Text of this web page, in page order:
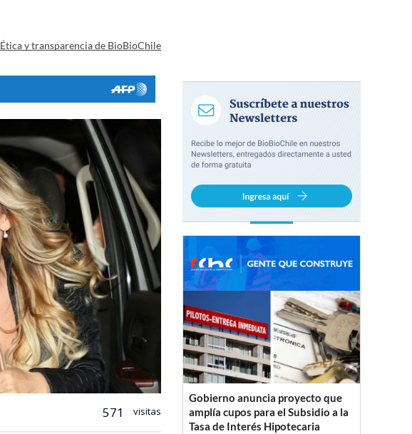
Ética y transparencia de BioBioChile
571 visitas
Gobierno anuncia proyecto que
amplía cupos para el Subsidio a la
Tasa de Interés Hipotecaria